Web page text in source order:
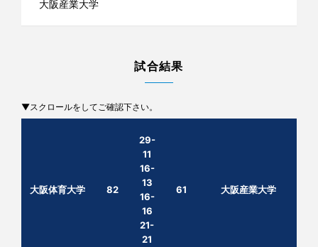
大阪産業大学
試合結果
▼スクロールをしてご確認下さい。
大阪体育大学 82
29-
11
16-
13
16-
16
21-
21
61 大阪産業大学